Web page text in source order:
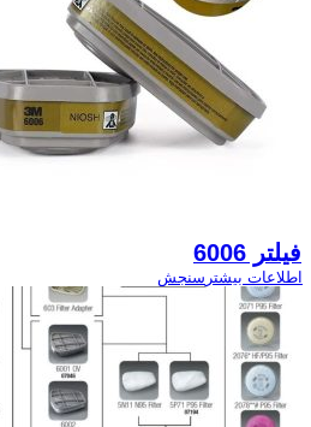
فیلتر 6006
اطلاعات بیشتر سنجش